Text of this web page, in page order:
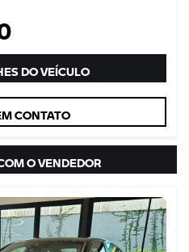
DO VEÍCULO
CONTATO
O VENDEDOR